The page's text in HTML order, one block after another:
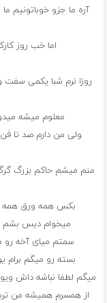
آره ما جزو خوباتونیم
اما خب روز
روزا نرم شبا یکمی
معلوم میشه
ولی من دارم صد تا
منم میشم حاکم بزرگ
بکس همه ورق همه
میخوام دیس بشم
سمتم میای آخه رو
بسته رو میگم برام
میگم لطفا نباشه داش
از همسرم همیشه من